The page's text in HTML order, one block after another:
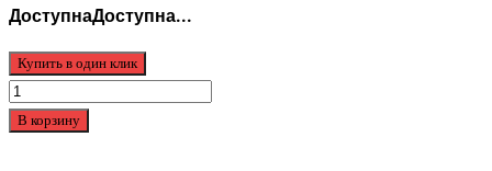
ДоступнаДоступна...
Купить в один клик
Количество
товара
В корзину